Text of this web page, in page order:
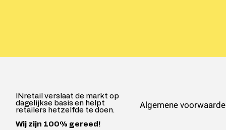
INretail verslaat de markt op
dagelijkse basis en helpt
retailers hetzelfde te doen.
Wij zijn 100% gereed!
Algemene